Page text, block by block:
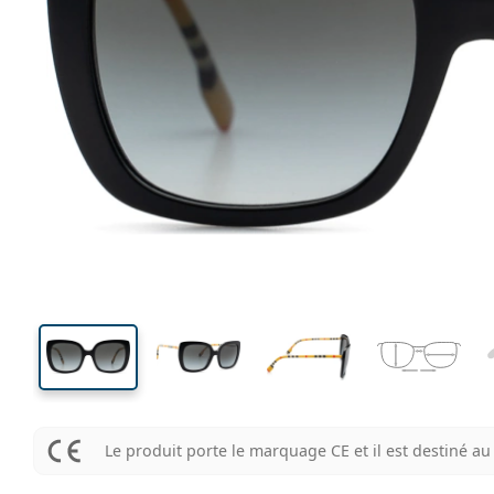
Largeur des verres
46 mm
Largeur des verres Largeur des verres
Largeur
des verres
Le produit porte le marquage CE et il est destiné